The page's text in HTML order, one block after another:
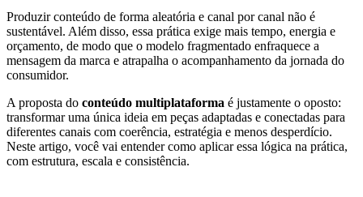
Produzir conteúdo de forma aleatória e canal por canal não é
sustentável. Além disso, essa prática exige mais tempo, energia e
orçamento, de modo que o modelo fragmentado enfraquece a
mensagem da marca e atrapalha o acompanhamento da jornada do
consumidor.
A proposta do conteúdo multiplataforma é justamente o oposto:
transformar uma única ideia em peças adaptadas e conectadas para
diferentes canais com coerência, estratégia e menos desperdício.
Neste artigo, você vai entender como aplicar essa lógica na prática,
com estrutura, escala e consistência.